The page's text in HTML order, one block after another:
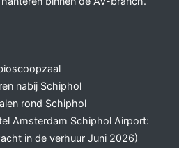
nabij Schiphol
rond Schiphol
Amsterdam Schiphol Airport:
in de verhuur Juni 2026)